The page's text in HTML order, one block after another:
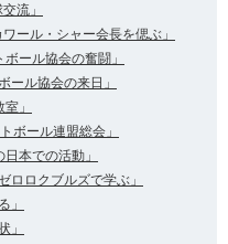
流」
ール・シャー会長を偲ぶ」
ール協会の奮闘」
ール協会の来日」
」
ボール連盟総会」
本での活動」
ロクブルズで学ぶ」
」
」